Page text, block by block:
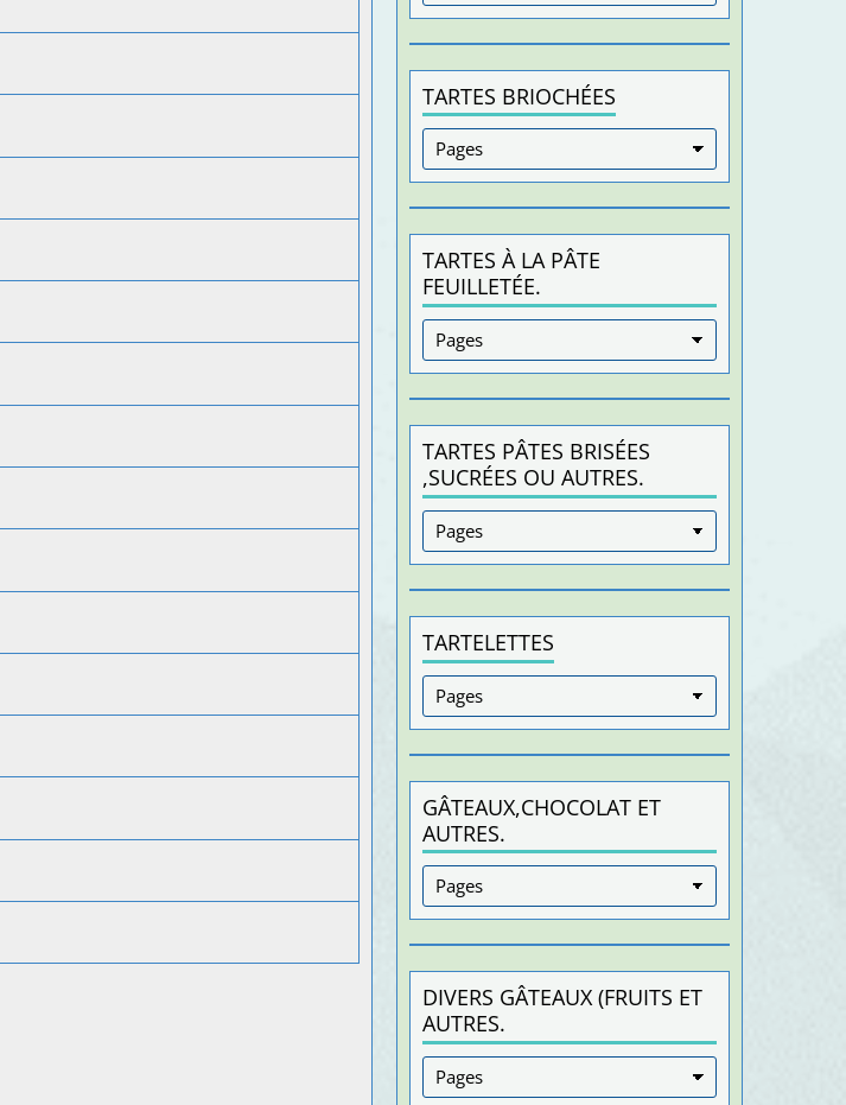
TARTES BRIOCHÉES
TARTES À LA PÂTE
FEUILLETÉE.
TARTES PÂTES BRISÉES
,SUCRÉES OU AUTRES.
TARTELETTES
GÂTEAUX,CHOCOLAT ET
AUTRES.
DIVERS GÂTEAUX (FRUITS ET
AUTRES.